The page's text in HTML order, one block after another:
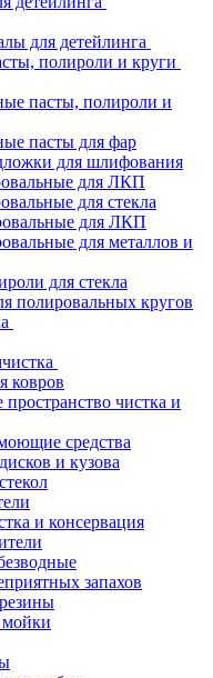
для детейлинга
полироли и круги
пасты, полироли и
пасты для фар
для шлифования
для ЛКП
для стекла
для ЛКП
для металлов и
для стекла
полировальных кругов
ковров
чистка и
средства
и кузова
и консервация
запахов
мойки